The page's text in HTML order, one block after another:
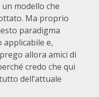
modello che
Ma proprio
paradigma
e,
allora amici di
credo che qui
dell’attuale